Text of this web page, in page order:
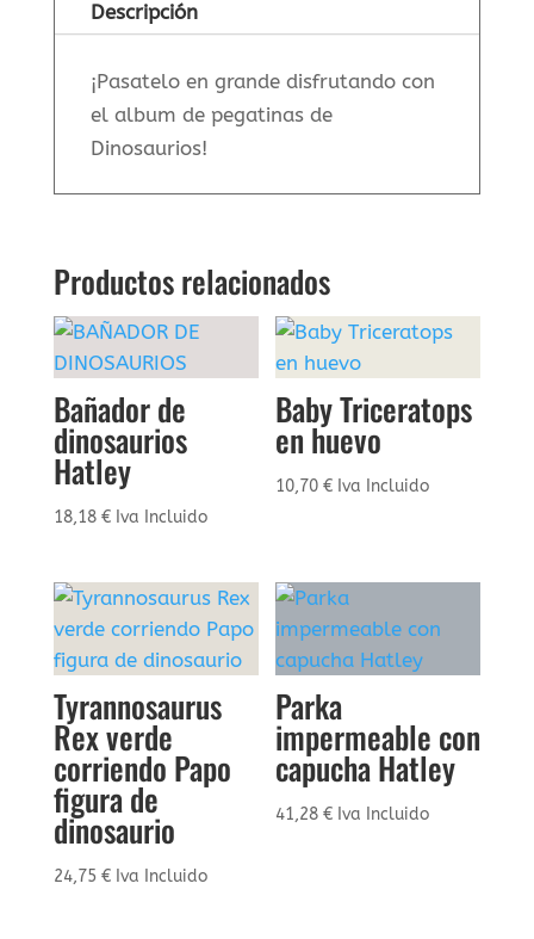
Descripción
¡Pasatelo en grande disfrutando con
el album de pegatinas de
Dinosaurios!
Productos relacionados
Bañador de
dinosaurios
Hatley
18,18 € Iva Incluido
Baby Triceratops
en huevo
10,70€ Iva Incluido
Tyrannosaurus
Rex verde
corriendo Papo
figura de
dinosaurio
24,75 € Iva Incluido
Parka
impermeable con
capucha Hatley
41,28€ Iva Incluido